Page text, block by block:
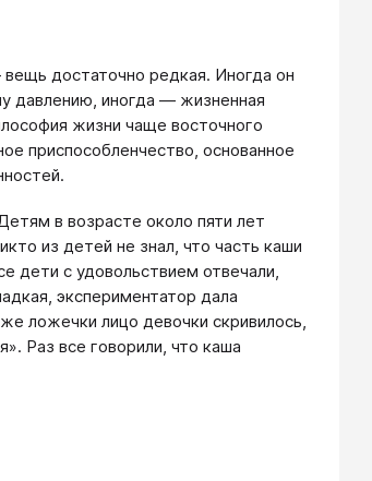
достаточно редкая. Иногда он
давлению, иногда — жизненная
жизни чаще восточного
приспособленчество, основанное
в возрасте около пяти лет
из детей не знал, что часть каши
дети с удовольствием отвечали,
экспериментатор дала
ложечки лицо девочки скривилось,
Раз все говорили, что каша